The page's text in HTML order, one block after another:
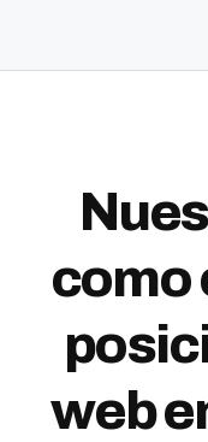
como
web